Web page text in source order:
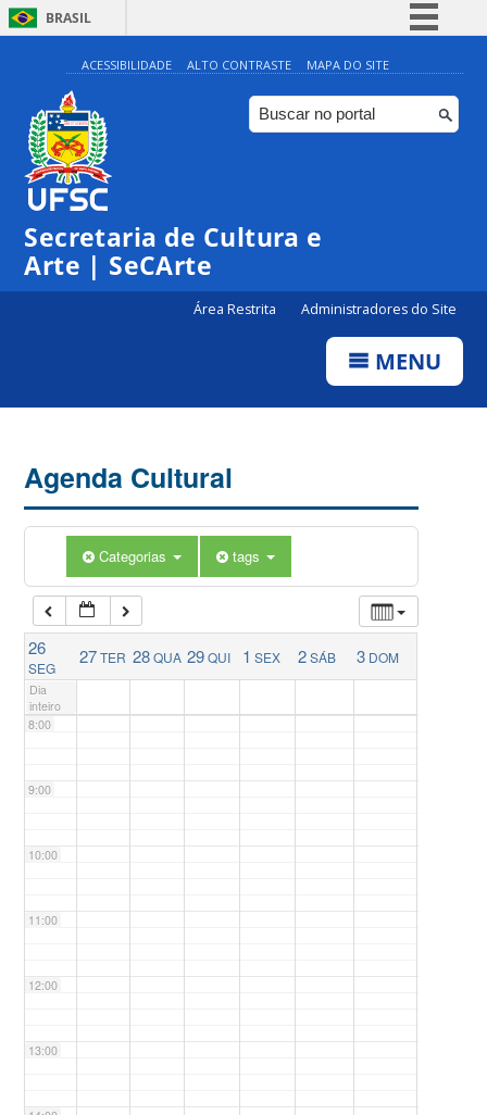
BRASIL
Simplifique!
Comunica BR
Participe
ACESSIBILIDADE ALTO CONTRASTE MAPA DO SITE
Secretaria de Cultura e
Arte | SeCArte
Área Restrita Administradores do Site
MENU
Agenda Cultural
Categorias tags
26
SEG
27TER 28QUA 29QUI 1 SEX 2SÁB 3 DOM
Dia
inteiro
0:00
1:00
5:00
6:00
7:00
8:00
9:00
10:00
11:00
12:00
13:00